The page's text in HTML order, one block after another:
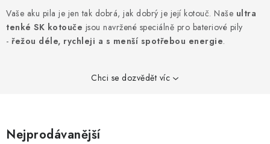
LEPENÍ A SPOJOVÁNÍ
Vaše aku pila je jen tak dobrá, jak dobrý je její kotouč. Naše ultra
tenké SK kotouče jsou navržené speciálně pro bateriové pily
- řežou déle, rychleji a s menší spotřebou energie.
Chci se dozvědět víc
Nejprodávanější